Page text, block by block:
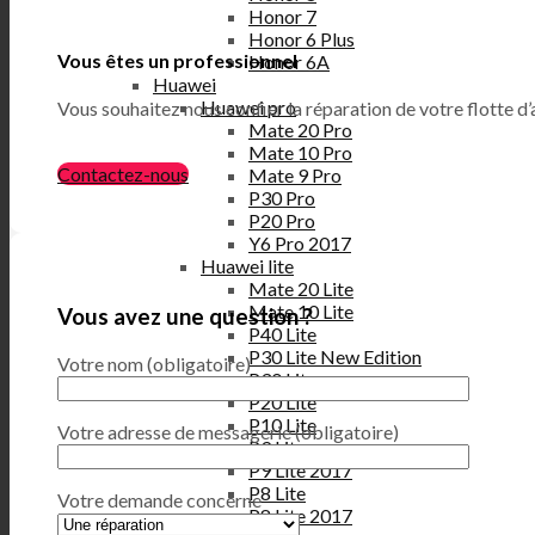
Honor 7
Honor 6 Plus
Honor 6A
Huawei
Huawei pro
Mate 20 Pro
Mate 10 Pro
Mate 9 Pro
P30 Pro
P20 Pro
Y6 Pro 2017
Huawei lite
Mate 20 Lite
Mate 10 Lite
P40 Lite
P30 Lite New Edition
P30 Lite
P20 Lite
P10 Lite
P9 Lite
P9 Lite 2017
P8 Lite
P8 Lite 2017
Vous êtes un professionnel
Vous souhaitez nous confier la réparation de votre flotte
Contactez-nous
Vous avez une question ?
Votre nom (obligatoire)
Votre adresse de messagerie (obligatoire)
Votre demande concerne